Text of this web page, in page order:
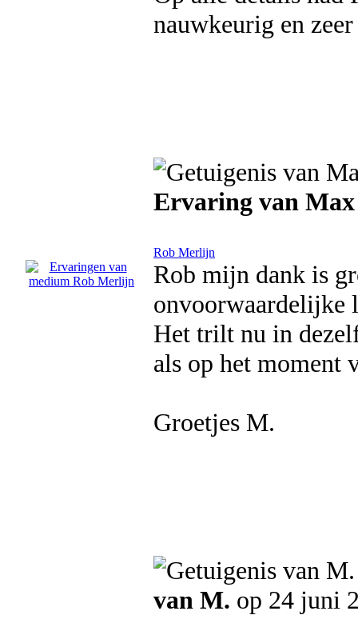
nauwkeurig en
Ervaring van Max
Rob Merlijn
Rob mijn dank is
onvoorwaardelijke
Het trilt nu in
als op het moment
Groetjes M.
van M. op 24 juni